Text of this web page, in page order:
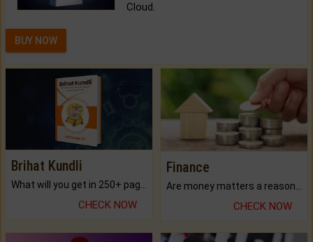
Cloud.
BUY NOW
Brihat Kundli
CHECK NOW
Finance
CHECK NOW